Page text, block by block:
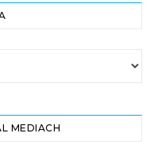
MEDIACH